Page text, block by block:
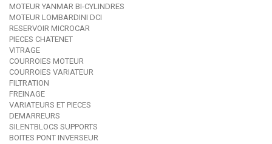
MOTEUR YANMAR BI-CYLINDRES
MOTEUR LOMBARDINI DCI
RESERVOIR MICROCAR
PIECES CHATENET
VITRAGE
COURROIES MOTEUR
COURROIES VARIATEUR
FILTRATION
FREINAGE
VARIATEURS ET PIECES
DEMARREURS
SILENTBLOCS SUPPORTS
BOITES PONT INVERSEUR